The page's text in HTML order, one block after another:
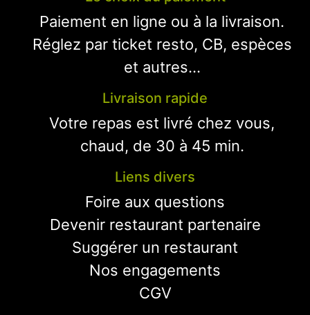
Paiement en ligne ou à la livraison.
Réglez par ticket resto, CB, espèces
et autres...
Livraison rapide
Votre repas est livré chez vous,
chaud, de 30 à 45 min.
Liens divers
Foire aux questions
Devenir restaurant partenaire
Suggérer un restaurant
Nos engagements
CGV